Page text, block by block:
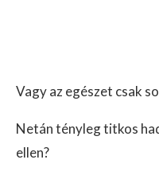
Vagy az egészet csak
Netán tényleg titkos
ellen?